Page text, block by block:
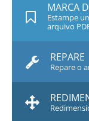
MARCA
Estampe
arquivo
REPARE
Repare o